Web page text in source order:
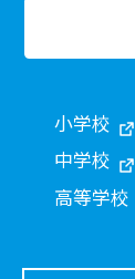
小学校
中学校
高等学校